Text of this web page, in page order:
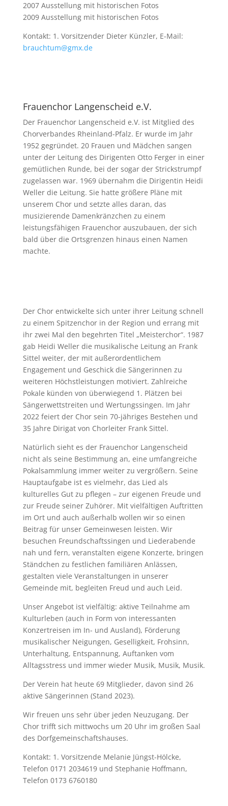
2007 Ausstellung mit historischen Fotos
2009 Ausstellung mit historischen Fotos
Kontakt: 1. Vorsitzender Dieter Künzler, E-Mail:
brauchtum@gmx.de
Frauenchor Langenscheid e.V.
Der Frauenchor Langenscheid e.V. ist Mitglied des
Chorverbandes Rheinland-Pfalz. Er wurde im Jahr
1952 gegründet. 20 Frauen und Mädchen sangen
unter der Leitung des Dirigenten Otto Ferger in einer
gemütlichen Runde, bei der sogar der Strickstrumpf
zugelassen war. 1969 übernahm die Dirigentin Heidi
Weller die Leitung. Sie hatte größere Pläne mit
unserem Chor und setzte alles daran, das
musizierende Damenkränzchen zu einem
leistungsfähigen Frauenchor auszubauen, der sich
bald über die Ortsgrenzen hinaus einen Namen
machte.
Der Chor entwickelte sich unter ihrer Leitung schnell
zu einem Spitzenchor in der Region und errang mit
ihr zwei Mal den begehrten Titel „Meisterchor“. 1987
gab Heidi Weller die musikalische Leitung an Frank
Sittel weiter, der mit außerordentlichem
Engagement und Geschick die Sängerinnen zu
weiteren Höchstleistungen motiviert. Zahlreiche
Pokale künden von überwiegend 1. Plätzen bei
Sängerwettstreiten und Wertungssingen. Im Jahr
2022 feiert der Chor sein 70-jähriges Bestehen und
35 Jahre Dirigat von Chorleiter Frank Sittel.
Natürlich sieht es der Frauenchor Langenscheid
nicht als seine Bestimmung an, eine umfangreiche
Pokalsammlung immer weiter zu vergrößern. Seine
Hauptaufgabe ist es vielmehr, das Lied als
kulturelles Gut zu pflegen – zur eigenen Freude und
zur Freude seiner Zuhörer. Mit vielfältigen Auftritten
im Ort und auch außerhalb wollen wir so einen
Beitrag für unser Gemeinwesen leisten. Wir
besuchen Freundschaftssingen und Liederabende
nah und fern, veranstalten eigene Konzerte, bringen
Ständchen zu festlichen familiären Anlässen,
gestalten viele Veranstaltungen in unserer
Gemeinde mit, begleiten Freud und auch Leid.
Unser Angebot ist vielfältig: aktive Teilnahme am
Kulturleben (auch in Form von interessanten
Konzertreisen im In- und Ausland), Förderung
musikalischer Neigungen, Geselligkeit, Frohsinn,
Unterhaltung, Entspannung, Auftanken vom
Alltagsstress und immer wieder Musik, Musik, Musik.
Der Verein hat heute 69 Mitglieder, davon sind 26
aktive Sängerinnen (Stand 2023).
Wir freuen uns sehr über jeden Neuzugang. Der
Chor trifft sich mittwochs um 20 Uhr im großen Saal
des Dorfgemeinschaftshauses.
Kontakt: 1. Vorsitzende Melanie Jüngst-Hölcke,
Telefon 0171 2034619 und Stephanie Hoffmann,
Telefon 0173 6760180